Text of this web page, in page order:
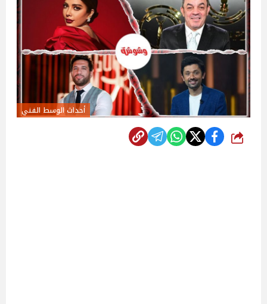
أحداث الوسط الفني
شارك